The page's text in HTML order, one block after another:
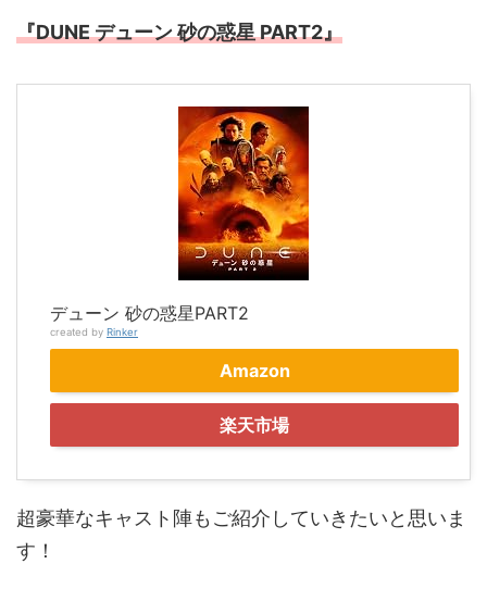
『DUNE デューン 砂の惑星 PART2』
デューン 砂の惑星PART2
created by Rinker
Amazon
楽天市場
超豪華なキャスト陣もご紹介していきたいと思いま
す！